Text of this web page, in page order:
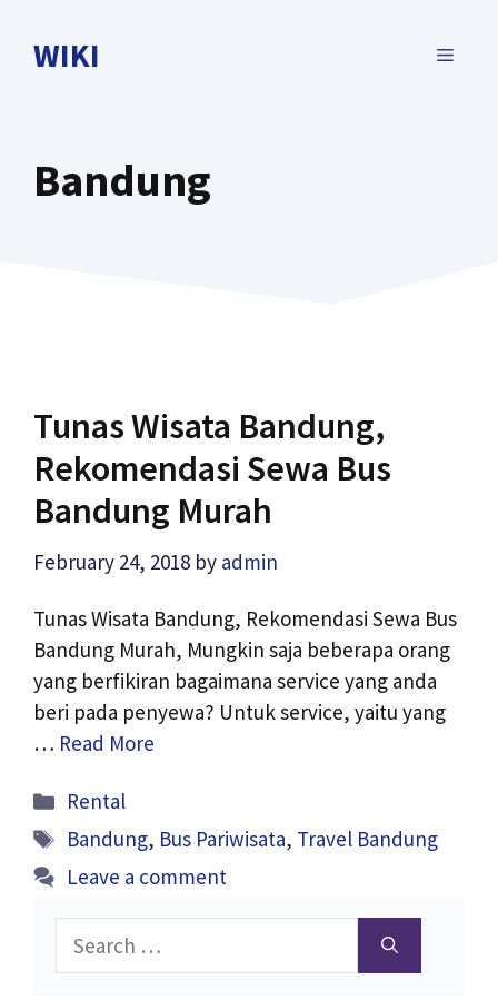
WIKI MENU
Bandung
Tunas Wisata Bandung,
Rekomendasi Sewa Bus
Bandung Murah
February 24, 2018 by admin
Tunas Wisata Bandung, Rekomendasi Sewa Bus
Bandung Murah, Mungkin saja beberapa orang
yang berfikiran bagaimana service yang anda
beri pada penyewa? Untuk service, yaitu yang
… Read More
Categories
Rental
Tags
Bandung, Bus Pariwisata, Travel Bandung
Leave a comment
Search